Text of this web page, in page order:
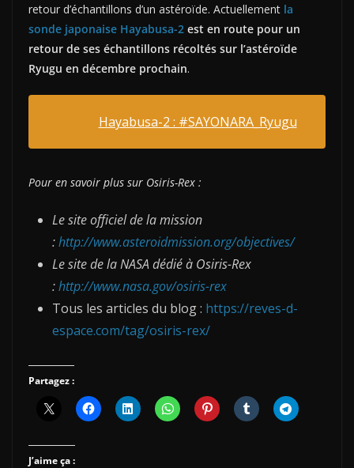
retour d’échantillons d’un astéroïde. Actuellement la
sonde japonaise Hayabusa-2 est en route pour un
retour de ses échantillons récoltés sur l’astéroïde
Ryugu en décembre prochain.
Hayabusa-2 : #SAYONARA_Ryugu
Pour en savoir plus sur Osiris-Rex :
Le site officiel de la mission
:http://www.asteroidmission.org/objectives/
Le site de la NASA dédié à Osiris-Rex
:http://www.nasa.gov/osiris-rex
Tous les articles du blog : https://reves-d-
espace.com/tag/osiris-rex/
Partagez :
J’aime ça :